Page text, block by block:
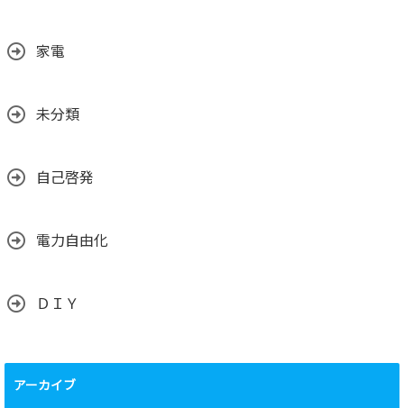
家電
未分類
自己啓発
電力自由化
ＤＩＹ
アーカイブ